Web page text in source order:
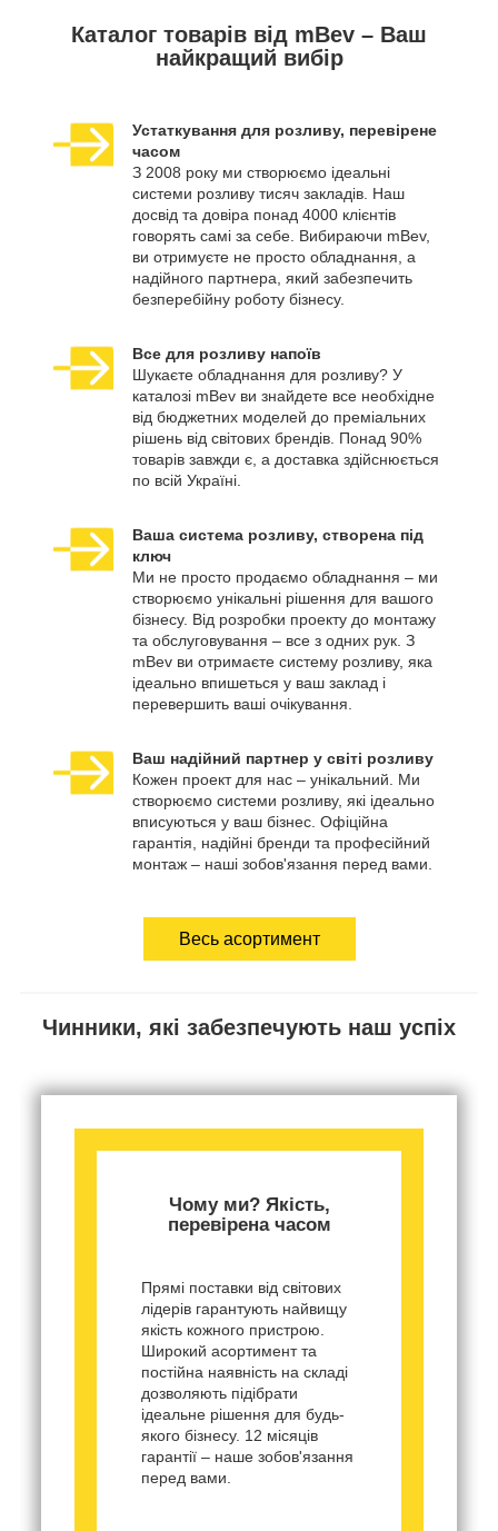
Каталог товарів від mBev – Ваш
найкращий вибір
Устаткування для розливу, перевірене
часом
З 2008 року ми створюємо ідеальні
системи розливу тисяч закладів. Наш
досвід та довіра понад 4000 клієнтів
говорять самі за себе. Вибираючи mBev,
ви отримуєте не просто обладнання, а
надійного партнера, який забезпечить
безперебійну роботу бізнесу.
Все для розливу напоїв
Шукаєте обладнання для розливу? У
каталозі mBev ви знайдете все необхідне
від бюджетних моделей до преміальних
рішень від світових брендів. Понад 90%
товарів завжди є, а доставка здійснюється
по всій Україні.
Ваша система розливу, створена під
ключ
Ми не просто продаємо обладнання – ми
створюємо унікальні рішення для вашого
бізнесу. Від розробки проекту до монтажу
та обслуговування – все з одних рук. З
mBev ви отримаєте систему розливу, яка
ідеально впишеться у ваш заклад і
перевершить ваші очікування.
Ваш надійний партнер у світі розливу
Кожен проект для нас – унікальний. Ми
створюємо системи розливу, які ідеально
вписуються у ваш бізнес. Офіційна
гарантія, надійні бренди та професійний
монтаж – наші зобов'язання перед вами.
Весь асортимент
Чинники, які забезпечують наш успіх
Чому ми? Якість,
перевірена часом
Прямі поставки від світових
лідерів гарантують найвищу
якість кожного пристрою.
Широкий асортимент та
постійна наявність на складі
дозволяють підібрати
ідеальне рішення для будь-
якого бізнесу. 12 місяців
гарантії – наше зобов'язання
перед вами.